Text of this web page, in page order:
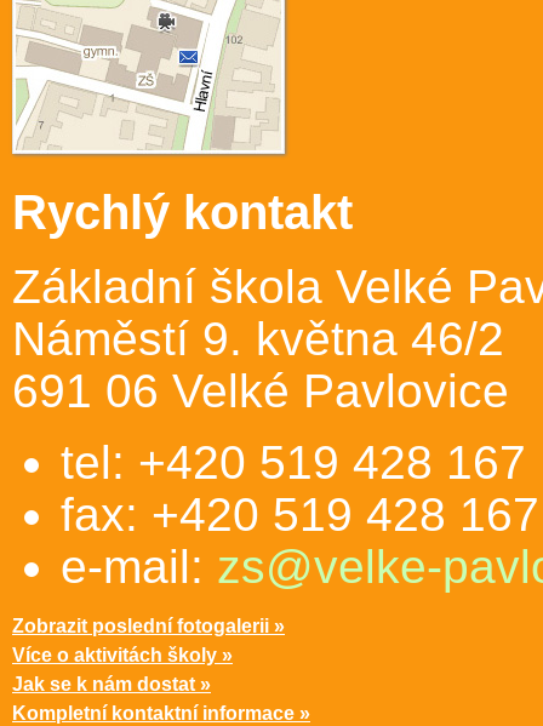
Rychlý kontakt
Základní škola Velké
Náměstí 9. května 46/2
691 06 Velké Pavlovice
tel: +420 519 428 167
fax: +420 519 428 167
e-mail: zs@velke-
Zobrazit poslední fotogalerii »
Více o aktivitách školy »
Jak se k nám dostat »
Kompletní kontaktní informace »